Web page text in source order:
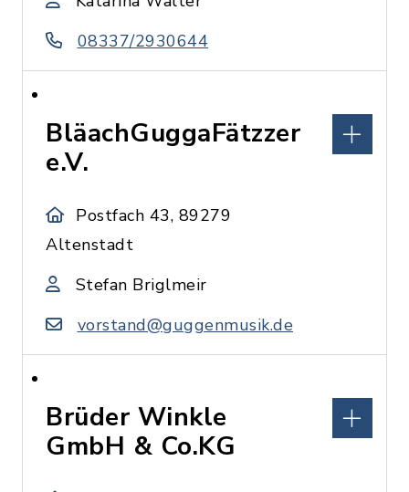
08337/2930644
BläachGuggaFätzzer
e.V.
Postfach 43, 89279
Altenstadt
Stefan Briglmeir
vorstand@guggenmusik.de
Brüder Winkle
GmbH & Co.KG